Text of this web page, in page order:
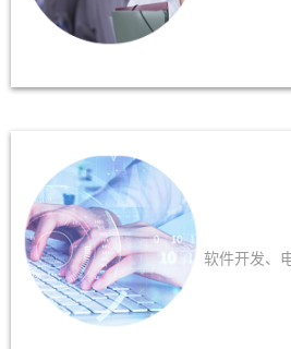
软件开发、